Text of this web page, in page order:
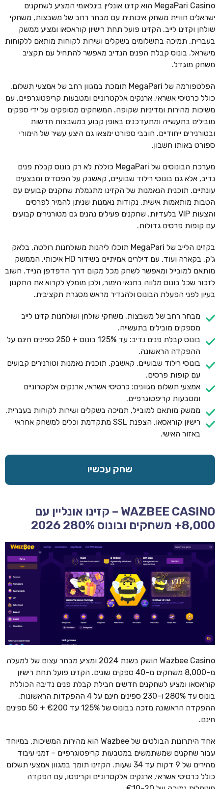
MegaPari Casino הוא קזינו אונליין בינלאומי המציע לשחקנים
ישראלים חוויית משחק איכותית עם מבחר רחב של משבצות, משחקי
שולחן וקזינו לייב. הקזינו פועל תחת רישיון קוראסאו ומציע ממשק
בעברית, תמיכה בתשלומים בשקלים ושירות לקוחות מותאם ללקוחות
מישראל. בונוס קבלת הפנים הנדיב מאפשר להתחיל עם תקציב
משחק מוגדל.
הפלטפורמה של MegaPari תומכת במגוון רחב של אמצעי תשלום,
כולל כרטיסי אשראי, ארנקים אלקטרוניים ומטבעות קריפטוגרפיים, עם
משיכות מהירות ומדיניות שקופה. המשחקים מסופקים על ידי ספקים
מובילים בתעשייה ומתעדכנים באופן קבוע במשבצות חדשות
ובטורנירים ייחודיים. חובבי ספורט ימצאו גם היצע עשיר של הימורי
ספורט באותו חשבון.
מערכת הבונוסים של MegaPari כוללת לא רק בונוס קבלת פנים
נדיב, אלא גם בונוסי רילוד שבועיים, קאשבק על הפסדים ומבצעים
עונתיים. תוכנית הנאמנות של הקזינו מתגמלת שחקנים קבועים עם
הטבות מותאמות אישית, נקודות נאמנות שניתן להמיר לפרסים
והצעות VIP בלעדיות. שחקנים פעילים נהנים גם מטורנירים קבועים
עם קופות פרסים גדולות.
בקזינו הלייב של MegaPari תוכלו ליהנות משולחנות רולטה, בלאק
ג'ק, בקארה ועוד, עם דילרים אמיתיים בשידור HD איכותי. הממשק
מותאם למובייל ומאפשר לשחק מכל מקום דרך הדפדפן הנייד. חשוב
לזכור שכל בונוס מלווה בתנאי הימור, ולכן מומלץ לקרוא את התקנון
בעיון לפני הפעלת הבונוס ולהגדיר מראש מסגרת תקציבית.
מבחר רחב של משבצות, משחקי שולחן ושולחנות קזינו לייב
מספקים מובילים בתעשייה.
בונוס קבלת פנים נדיב: עד 125% בונוס + 250 ספינים חינם על
ההפקדה הראשונה.
בונוסי רילוד שבועיים, קאשבק, תוכנית נאמנות וטורנירים קבועים
עם קופות פרסים.
אמצעי תשלום מגוונים: כרטיסי אשראי, ארנקים אלקטרוניים
ומטבעות קריפטוגרפיים.
ממשק מותאם למובייל, תמיכה בשקלים ושירות לקוחות בעברית.
רישיון קוראסאו, הצפנת SSL מתקדמת וכלים למשחק אחראי
באזור האישי.
שחק עכשיו
WAZBEE CASINO – קזינו אונליין עם
8,000+ משחקים ובונוס 280% 2026
Wazbee Casino הושק בשנת 2024 ומציע מבחר עצום של למעלה
מ-8,000 משחקים מ-40 ספקים שונים. הקזינו פועל תחת רישיון
קוראסאו ומציע לשחקנים חדשים חבילת קבלת פנים נדיבה הכוללת
בונוס עד 280% ו-230 ספינים חינם על 4 ההפקדות הראשונות.
ההפקדה הראשונה מזכה בבונוס של 125% עד €200 + 50 ספינים
חינם.
אחד היתרונות הבולטים של Wazbee הוא מהירות המשיכות, במיוחד
עבור שחקנים שמשתמשים במטבעות קריפטוגרפיים – זמני עיבוד
מהירים של 9 דקות עד 34 שעות. הקזינו תומך במגוון אמצעי תשלום
כולל כרטיסי אשראי, ארנקים אלקטרוניים וקריפטו, עם הפקדה